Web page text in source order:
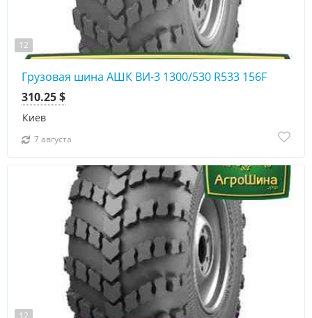
12
Грузовая шина АШК ВИ-3 1300/530 R533 156F
Киев
310.25 $
7 августа